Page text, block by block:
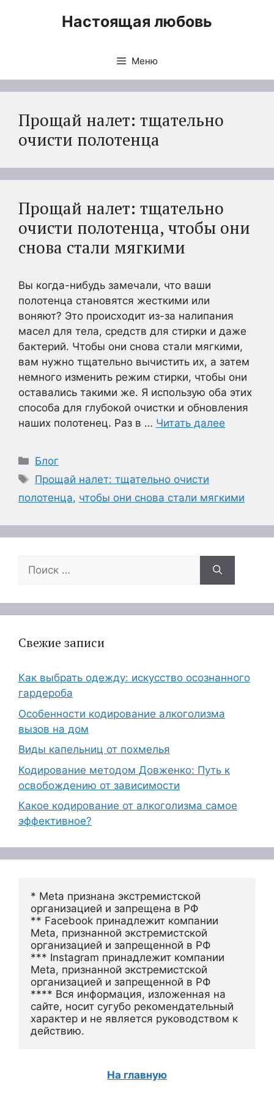
Настоящая любовь
Меню
Прощай налет: тщательно
очисти полотенца
Прощай налет: тщательно
очисти полотенца, чтобы они
снова стали мягкими
Вы когда-нибудь замечали, что ваши
полотенца становятся жесткими или
воняют? Это происходит из-за налипания
масел для тела, средств для стирки и даже
бактерий. Чтобы они снова стали мягкими,
вам нужно тщательно вычистить их, а затем
немного изменить режим стирки, чтобы они
оставались такими же. Я использую оба этих
способа для глубокой очистки и обновления
наших полотенец. Раз в … Читать далее
Рубрики
Блог
Метки
Прощай налет: тщательно очисти
полотенца, чтобы они снова стали мягкими
Поиск:
Свежие записи
Как выбрать одежду: искусство осознанного
гардероба
Особенности кодирование алкоголизма
вызов на дом
Виды капельниц от похмелья
Кодирование методом Довженко: Путь к
освобождению от зависимости
Какое кодирование от алкоголизма самое
эффективное?
* Meta признана экстремистской
организацией и запрещена в РФ
** Facebook принадлежит компании
Meta, признанной экстремистской
организацией и запрещенной в РФ
*** Instagram принадлежит компании
Meta, признанной экстремистской
организацией и запрещенной в РФ
**** Вся информация, изложенная на
сайте, носит сугубо рекомендательный
характер и не является руководством к
действию.
На главную